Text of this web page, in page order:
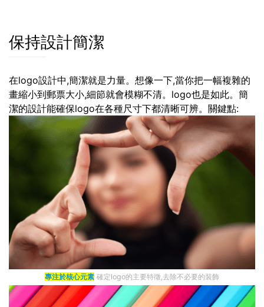
保持設計簡潔
在logo設計中,簡潔就是力量。想像一下,當你把一幅複雜的
畫縮小到郵票大小,細節就會模糊不清。logo也是如此。簡
潔的設計能確保logo在各種尺寸下都清晰可辨。關鍵點:
專注於核心元素 確定logo的主要特徵,去除不必要的裝飾